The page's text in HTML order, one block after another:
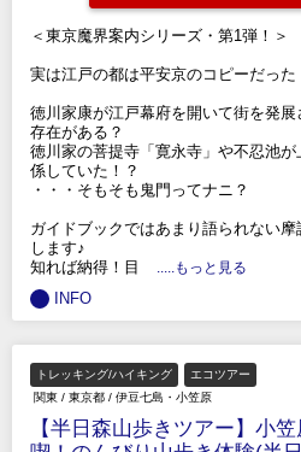
＜東京魔界案内シリーズ・第1弾！＞
実は江戸の都は平安京のコピーだった
徳川家康が江戸幕府を開いて街を発
存在がある？
徳川家の菩提寺「寛永寺」や不忍池
係していた！？
・・・そもそも鬼門ってナニ？
ガイドブックではあまり語られない
します♪
知れば納得！目
.....もっと見る
INFO
トレッキング/ハイキング
エコツアー
関東 / 東京都 / 伊豆七島・小笠原
【半日森山歩きツアー】小